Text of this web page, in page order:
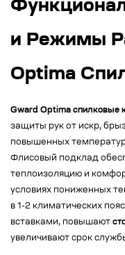
и Режимы
Optima
Gward Optima спилковые
защиты рук от искр,
повышенных
Флисовый подклад
теплоизоляцию и
условиях пониженных
в 1-2 климатических
вставками, повышают
увеличивают срок